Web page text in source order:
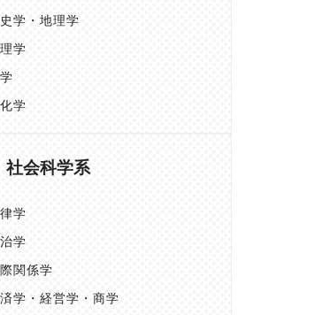
学・地理学
学
学
社会科学系
学
学
関係学
学・経営学・商学